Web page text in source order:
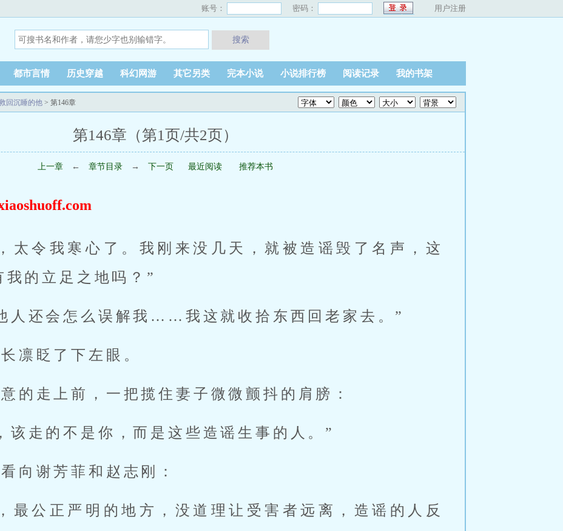
账号： 密码： 用户注册
搜索
都市言情 历史穿越 科幻网游 其它另类 完本小说 小说排行榜 阅读记录 我的书架
回沉睡的他 > 第146章
第146章（第1页/共2页）
上一章 ← 章节目录 → 下一页 最近阅读 推荐本书
太令我寒心了。我刚来没几天，就被造谣毁了名声，这
我的立足之地吗？”
人还会怎么误解我……我这就收拾东西回老家去。”
凛眨了下左眼。
的走上前，一把揽住妻子微微颤抖的肩膀：
该走的不是你，而是这些造谣生事的人。”
向谢芳菲和赵志刚：
最公正严明的地方，没道理让受害者远离，造谣的人反